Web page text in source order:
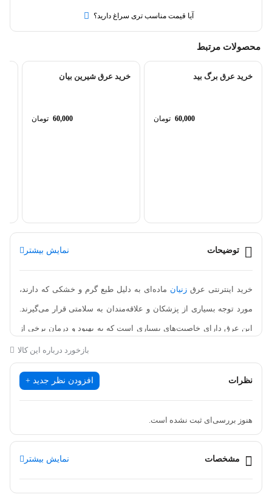
آیا قیمت مناسب تری سراغ دارید؟
محصولات مرتبط
خرید عرق برگ بید
60,000 تومان
خرید عرق شیرین بیان
60,000 تومان
توضیحات نمایش بیشتر
خرید اینترنتی عرق زنیان ماده‌ای به دلیل طبع گرم و خشکی که دارند،
مورد توجه بسیاری از پزشکان و علاقه‌مندان به سلامتی قرار می‌گیرند.
این عرق دارای خاصیت‌های بسیاری است که به بهبود و درمان برخی از
بیماری‌ها کمک می‌کند. به عنوان مثال، تجویز عرق زنیان در تسکین درد،
عرق دارای خواص ضد نفخ، ضد اسهال، ضد قارچ و انگل، تصفیه کنندگی
چاقی، ضد عفونی کننده قوی معده، ضد تشنج، افزایش شیر مادر، نافع
سائیدگی مفصل‌ها، برطرف نمودن خشکی شانه‌ها و التهاب آرنج، و درمان
بازخورد درباره این کالا
نظرات افزودن نظر جدید +
هنوز بررسی‌ای ثبت نشده است.
مشخصات نمایش بیشتر